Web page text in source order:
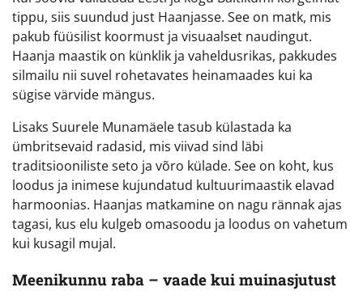
tippu, siis suundud just Haanjasse. See on matk, mis
pakub füüsilist koormust ja visuaalset naudingut.
Haanja maastik on künklik ja vaheldusrikas, pakkudes
silmailu nii suvel rohetavates heinamaades kui ka
sügise värvide mängus.
Lisaks Suurele Munamäele tasub külastada ka
ümbritsevaid radasid, mis viivad sind läbi
traditsiooniliste seto ja võro külade. See on koht, kus
loodus ja inimese kujundatud kultuurimaastik elavad
harmoonias. Haanjas matkamine on nagu rännak ajas
tagasi, kus elu kulgeb omasoodu ja loodus on vahetum
kui kusagil mujal.
Meenikunnu raba – vaade kui muinasjutust